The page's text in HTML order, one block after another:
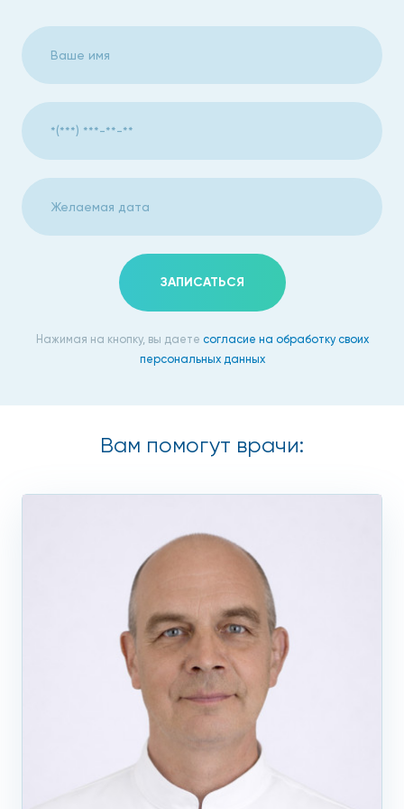
цвета, имеющие неприятный запах;
есть боль и дискомфорт во время полового акта;
есть ощущение зуда и жжения во влагалище.
Как проводится процедура
Кольпоскопия в Москве проводится очень быстро. Сама
времени необходимо врачу для того, чтобы оформить
заключение и поставить точный диагноз.
дополнительное внешнее освещение дает полный обзор
шейки матки. Все наши кабинеты гинекологов
и лечению, заботясь о том, чтобы пациентки чувствовали
себя максимально комфортно.
Стоимость диагностики фиксированная, но при этом,
участвуя в акциях, которые бывают довольно часто, можно
снизить цену практически в два раза.
Точное проведение
кольпоскопии в Москве
Обращаясь в один из наших медицинских центров сети
«Столица», вы получаете профессиональный многолетний
ЗАПИСАТЬСЯ
Нажимая на кнопку, вы даете согласие на обработку своих
персональных данных
Вам помогут врачи: